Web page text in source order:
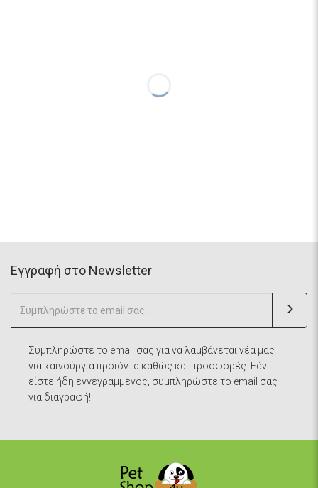
Eγγραφή στο Newsletter
Συμπληρώστε το email σας για να λαμβάνεται νέα μας
για καινούργια προϊόντα καθώς και προσφορές. Εάν
είστε ήδη εγγεγραμμένος, συμπληρώστε το email σας
για διαγραφή!